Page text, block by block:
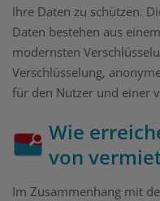
Ihre Daten zu schützen.
Daten bestehen aus
modernsten
Verschlüsselung,
für den Nutzer und einer
Wie
von
Im Zusammenhang mit